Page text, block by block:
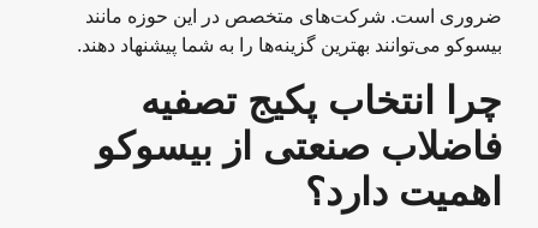
ضروری است. شرکت‌های متخصص در این حوزه مانند
بیسوکو می‌توانند بهترین گزینه‌ها را به شما پیشنهاد دهند.
چرا انتخاب پکیج تصفیه
فاضلاب صنعتی از بیسوکو
اهمیت دارد؟